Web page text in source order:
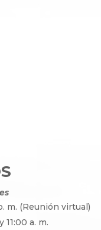
m. (Reunión virtual)
11:00 a. m.